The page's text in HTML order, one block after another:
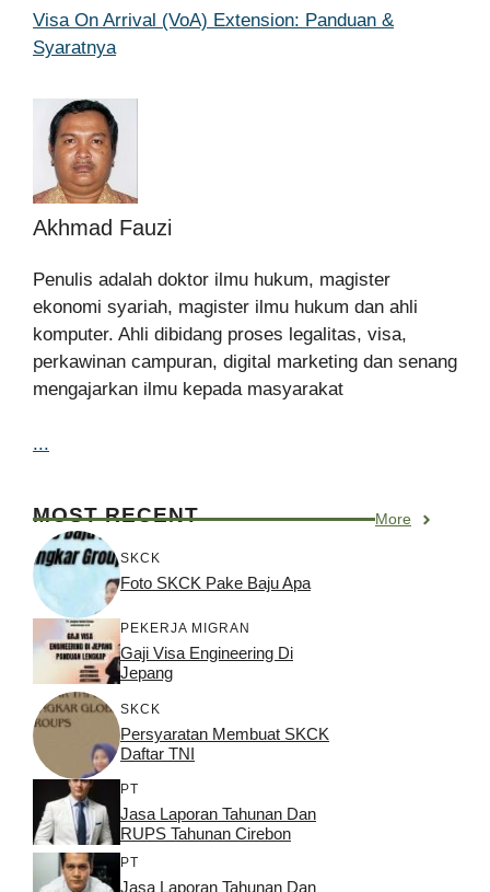
Visa On Arrival (VoA) Extension: Panduan &
Syaratnya
Akhmad Fauzi
Penulis adalah doktor ilmu hukum, magister
ekonomi syariah, magister ilmu hukum dan ahli
komputer. Ahli dibidang proses legalitas, visa,
perkawinan campuran, digital marketing dan senang
mengajarkan ilmu kepada masyarakat
...
MOST RECENT More
SKCK
Foto SKCK Pake Baju Apa
PEKERJA MIGRAN
Gaji Visa Engineering Di
Jepang
SKCK
Persyaratan Membuat SKCK
Daftar TNI
PT
Jasa Laporan Tahunan Dan
RUPS Tahunan Cirebon
PT
Jasa Laporan Tahunan Dan